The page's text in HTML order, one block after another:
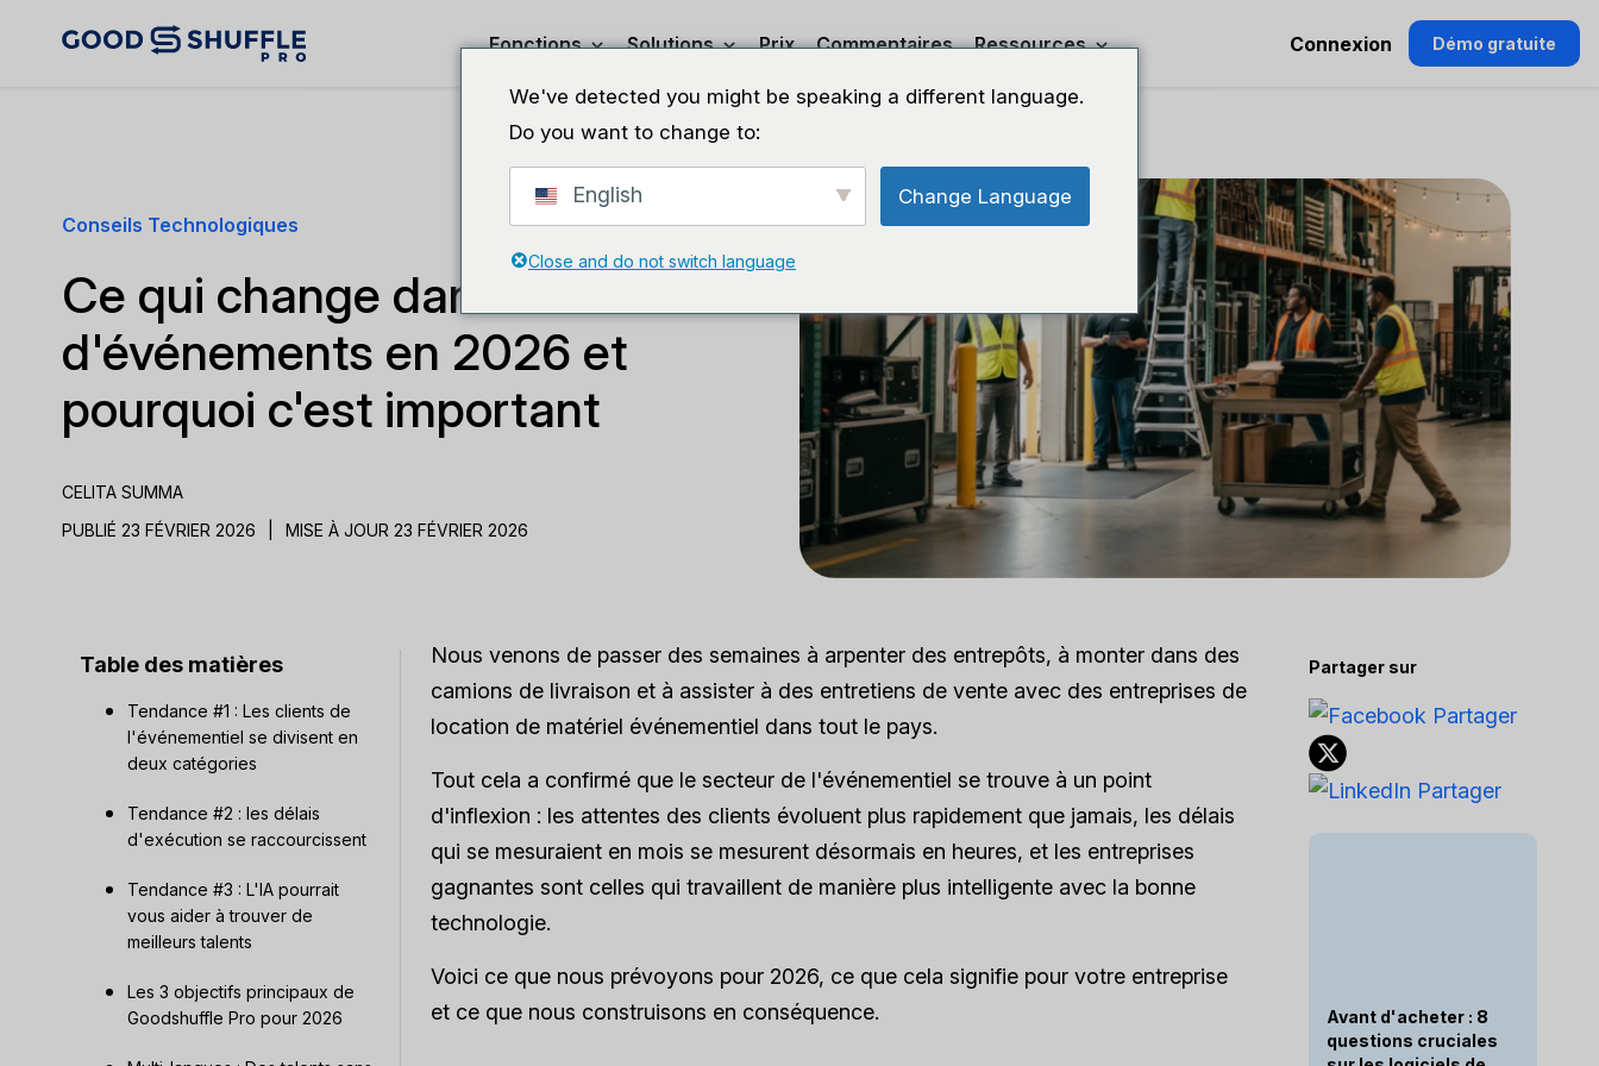
Fonctions Solutions Prix Commentaires Ressources Connexion Démo gratuite
Conseils Technologiques
Ce qui change dans la location
d'événements en 2026 et
pourquoi c'est important
CELITA SUMMA
PUBLIÉ 23 FÉVRIER 2026
MISE À JOUR 23 FÉVRIER 2026
Table des matières
Tendance #1 : Les clients de
l'événementiel se divisent en
deux catégories
Tendance #2 : les délais
d'exécution se raccourcissent
Tendance #3 : L'IA pourrait
vous aider à trouver de
meilleurs talents
Les 3 objectifs principaux de
Goodshuffle Pro pour 2026
Nous venons de passer des semaines à arpenter des entrepôts, à monter dans des
camions de livraison et à assister à des entretiens de vente avec des entreprises de
location de matériel événementiel dans tout le pays.
Tout cela a confirmé que le secteur de l'événementiel se trouve à un point
d'inflexion : les attentes des clients évoluent plus rapidement que jamais, les délais
qui se mesuraient en mois se mesurent désormais en heures, et les entreprises
gagnantes sont celles qui travaillent de manière plus intelligente avec la bonne
technologie.
Voici ce que nous prévoyons pour 2026, ce que cela signifie pour votre entreprise
et ce que nous construisons en conséquence.
Partager sur
Avant d'acheter : 8
questions cruciales
We've detected you might be speaking a different language.
Do you want to change to:
English Change Language
Close and do not switch language